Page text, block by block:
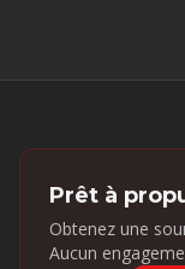
Prêt à
Obtenez une
Aucun